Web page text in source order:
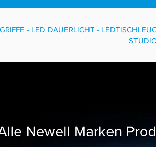
- LED DAUERLICHT -